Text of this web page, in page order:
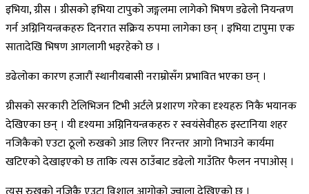
इभिया, ग्रीस । ग्रीसको इभिया टापुको जङ्गलमा लागेको भिषण डढेलो नियन्त्रण
गर्न अग्निनियन्त्रकहरु दिनरात सक्रिय रुपमा लागेका छन् । इभिया टापुमा एक
सातादेखि भिषण आगलागी भइरहेको छ ।
डढेलोका कारण हजारौं स्थानीयबासी नराम्रोसँग प्रभावित भएका छन् ।
ग्रीसको सरकारी टेलिभिजन टिभी अर्टले प्रशारण गरेका दृश्यहरु निकै भयानक
देखिएका छन् । यी दृश्यमा अग्निनियन्त्रकहरु र स्वयंसेवीहरु इस्टानिया शहर
नजिकैको एउटा ठूलो रुखको आड लिएर निरन्तर आगो निभाउने कार्यमा
खटिएको देखाइएको छ ताकि त्यस ठाउँबाट डढेलो गाउँतिर फैलन नपाओस् ।